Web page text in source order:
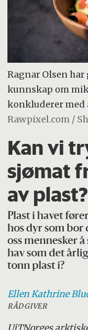
Ragnar Olsen
kunnskap om
konkluderer med
Rawpixel.com /
Kan vi
sjømat
av plast?
Plast i havet
hos dyr som bor
oss mennesker
hav som det
tonn plast i?
Ellen Kathrine
RÅDGIVER
UiTNorges